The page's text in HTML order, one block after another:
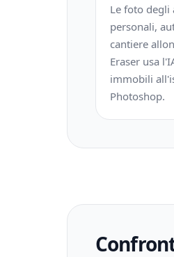
Le foto degli
personali,
cantiere
Eraser usa
immobili
Photoshop.